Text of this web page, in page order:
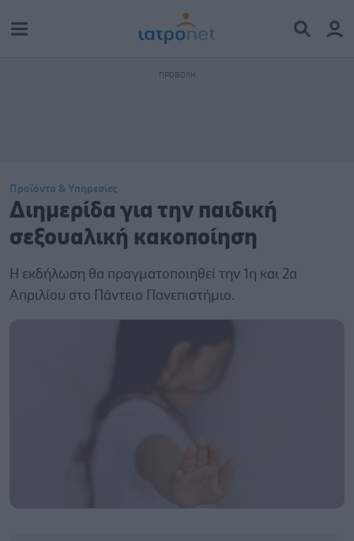
Προϊόντα & Υπηρεσίες
Διημερίδα για την παιδική
σεξουαλική κακοποίηση
Η εκδήλωση θα πραγματοποιηθεί την 1η και 2α
Απριλίου στο Πάντειο Πανεπιστήμιο.